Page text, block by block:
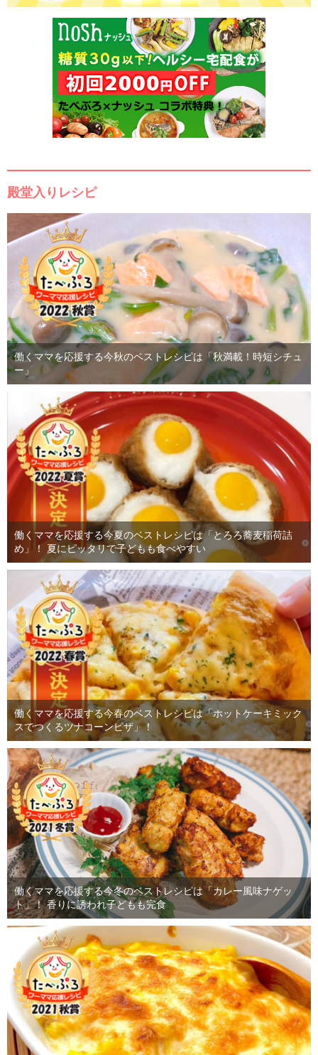
殿堂入りレシピ
働くママを応援する今秋のベストレシピは「秋満載！時短シチュ
ー」
働くママを応援する今夏のベストレシピは「とろろ蕎麦稲荷詰
め」！ 夏にピッタリで子どもも食べやすい
働くママを応援する今春のベストレシピは「ホットケーキミック
スでつくるツナコーンピザ」！
働くママを応援する今冬のベストレシピは「カレー風味ナゲッ
ト」！ 香りに誘われ子どもも完食